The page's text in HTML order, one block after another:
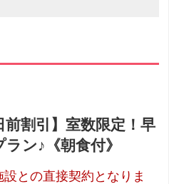
前割引】室数限定！早
ン♪《朝食付》
設との直接契約となりま